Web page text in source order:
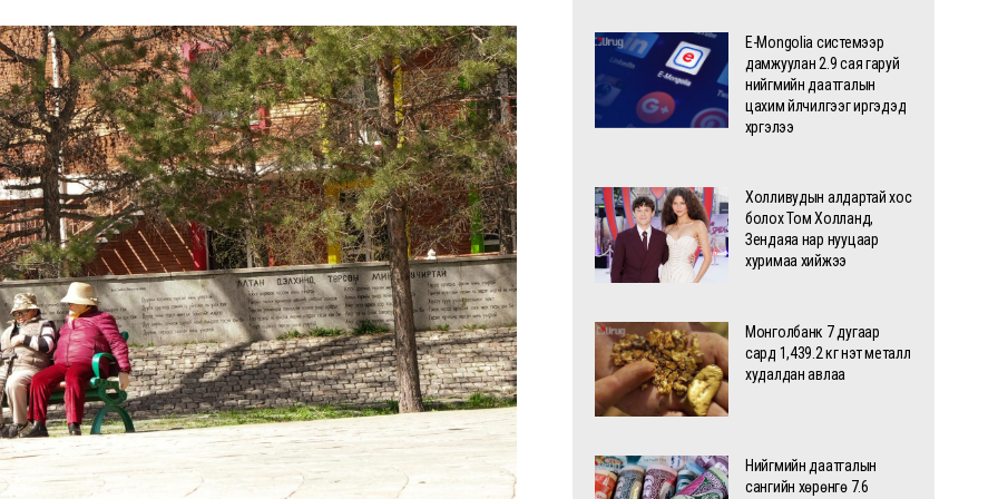
E-Mongolia системээр
дамжуулан 2.9 сая гаруй
нийгмийн даатгалын
цахим үйлчилгээг иргэдэд
хүргэлээ
Холливудын алдартай хос
болох Том Холланд,
Зендаяа нар нууцаар
хуримаа хийжээ
Монголбанк 7 дугаар
сард 1,439.2 кг үнэт металл
худалдан авлаа
Нийгмийн даатгалын
сангийн хөрөнгө 7.6